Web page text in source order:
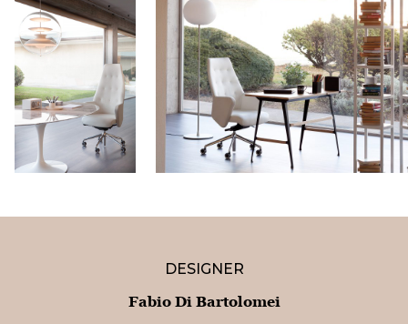
DESIGNER
Fabio Di Bartolomei